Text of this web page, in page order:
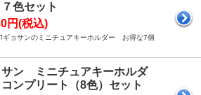
色セット
円(税込)
ギョサンのミニチュアキーホルダー お得な7個
サン ミニチュアキーホルダ
ンプリート（8色）セット